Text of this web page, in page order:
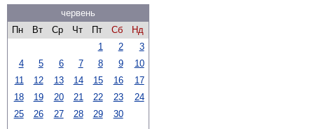
червень
Пн
Вт Ср Чт Пт Сб
Нд
1
2
3
4
5 6 7 8 9
10
11
12 13 14 15 16
17
18
19 20 21 22 23
24
25
26 27 28 29 30